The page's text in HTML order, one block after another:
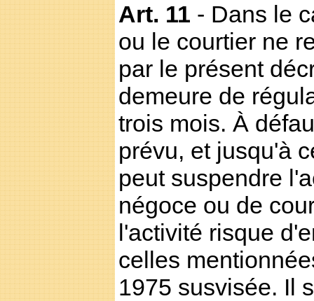
Art. 11 - Dans le
ou le courtier ne
par le présent
demeure de
trois mois. À
prévu, et jusqu'à
peut suspendre
négoce ou de
l'activité risque
celles
1975 susvisée. Il